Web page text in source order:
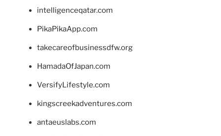
intelligenceqatar.com
PikaPikaApp.com
takecareofbusinessdfw.org
HamadaOfJapan.com
VersifyLifestyle.com
kingscreekadventures.com
antaeuslabs.com